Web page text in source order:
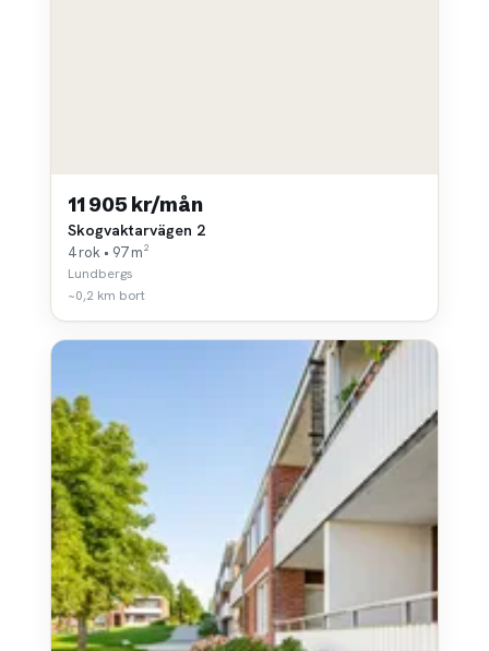
11 905 kr/mån
Skogvaktarvägen 2
4 rok • 97 m²
Lundbergs
~0,2 km bort